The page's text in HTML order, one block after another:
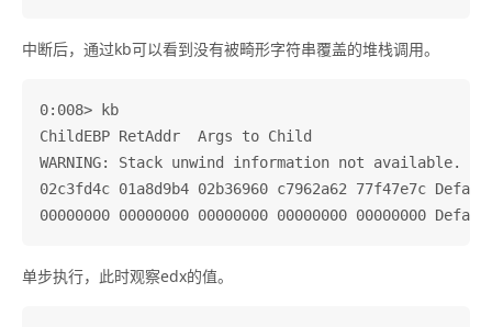
中断后，通过kb可以看到没有被畸形字符串覆盖的堆栈调用。
0:008> kb
ChildEBP RetAddr  Args to Child
WARNING: Stack unwind information not available.
02c3fd4c 01a8d9b4 02b36960 c7962a62 77f47e7c
单步执行，此时观察edx的值。